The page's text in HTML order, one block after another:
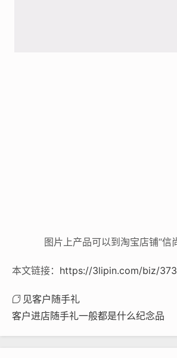
图片上产品可以到淘宝店铺“信
本文链接： https://3lipin.com/biz/
见客户随手礼
客户进店随手礼一般都是什么纪念品